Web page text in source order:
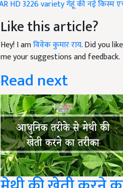
Like this article?
Hey! I amविवेक कुमार राय. Did you
me your suggestions and feedback.
Read next
मेथी की खेती करने